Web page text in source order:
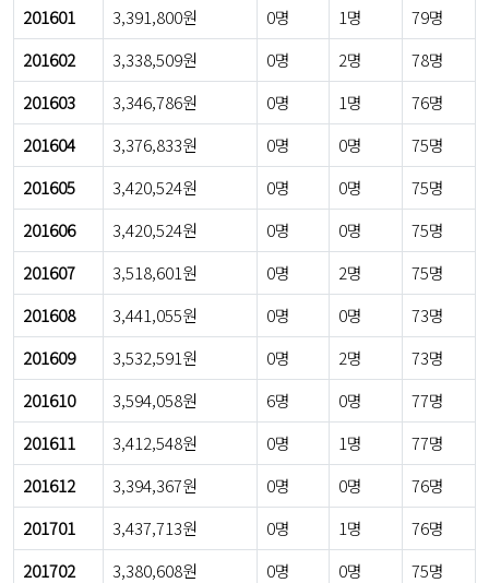
201601
3,391,800원 0명 1명
79명
201602
3,338,509원 0명 2명
78명
201603
3,346,786원 0명 1명
76명
201604
3,376,833원 0명 0명
75명
201605
3,420,524원 0명 0명
75명
201606
3,420,524원 0명 0명
75명
201607
3,518,601원 0명 2명
75명
201608
3,441,055원 0명 0명
73명
201609
3,532,591원 0명 2명
73명
201610
3,594,058원 6명 0명
77명
201611
3,412,548원 0명 1명
77명
201612
3,394,367원 0명 0명
76명
201701
3,437,713원 0명 1명
76명
201702
3,380,608원 0명 0명
75명